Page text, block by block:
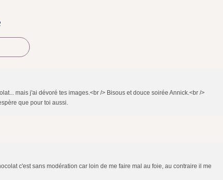
mais j'ai dévoré tes images.<br /> Bisous et douce soirée Annick.<br />
que pour toi aussi.
c'est sans modération car loin de me faire mal au foie, au contraire il me